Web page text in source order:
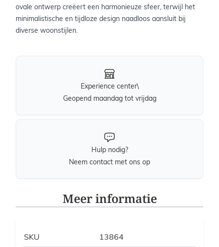
ovale ontwerp creëert een harmonieuze sfeer, terwijl het
minimalistische en tijdloze design naadloos aansluit bij
diverse woonstijlen.
Experience center\
Geopend maandag tot vrijdag
Hulp nodig?
Neem contact met ons op
Meer informatie
SKU 13864